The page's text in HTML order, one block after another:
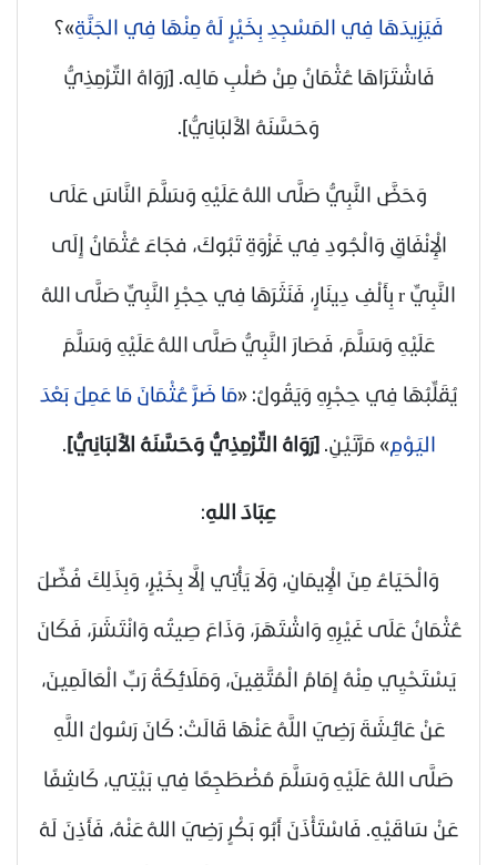
فَيَزِيدَهَا فِي المَسْجِدِ بِخَيْرٍ لَهُ مِنْهَا فِي الجَنَّةِ»؟
فَاشْتَرَاهَا عُثْمَانُ مِنْ صُلْبِ مَالِه. [رَوَاهُ التِّرْمِذِيُّ
وَحَسَّنَهُ الأَلبَانِيُّ].
وَحَضَّ النَّبِيُّ صَلَّى اللهُ عَلَيْهِ وَسَلَّمَ النَّاسَ عَلَى
الْإِنْفَاقِ وَالْجُودِ فِي غَزْوَةِ تَبُوكَ، فجَاءَ عُثْمَانُ إِلَى
النَّبِيِّ r بِأَلْفِ دِينَارٍ، فَنَثَرَهَا فِي حِجْرِ النَّبِيِّ صَلَّى اللهُ
عَلَيْهِ وَسَلَّمَ، فَصَارَ النَّبِيُّ صَلَّى اللهُ عَلَيْهِ وَسَلَّمَ
يُقَلِّبُهَا فِي حِجْرِهِ وَيَقُولُ: «مَا ضَرَّ عُثْمَانَ مَا عَمِلَ بَعْدَ
اليَوْمِ» مَرَّتَيْنِ.[رَوَاهُ التِّرْمِذِيُّ وَحَسَّنَهُ الأَلبَانِيُّ].
عِبَادَ اللهِ:
وَالْحَيَاءُ مِنَ الْإِيمَانِ، وَلَا يَأْتِي إلَّا بِخَيْرٍ، وَبِذَلِكَ فُضِّلَ
عُثْمَانُ عَلَى غَيْرِهِ وَاشْتَهَرَ، وَذَاعَ صِيتُه وَانْتَشَرَ، فَكَانَ
يَسْتَحْيِي مِنْهُ إِمَامُ الْمُتَّقِينَ، وَمَلَائِكَةُ رَبِّ الْعَالَمِينَ،
عَنْ عَائِشَةَ رَضِيَ اللَّهُ عَنْهَا قَالَتْ: كَانَ رَسُولُ اللَّهِ
صَلَّى اللهُ عَلَيْهِ وَسَلَّمَ مُضْطَجِعًا فِي بَيْتِي، كَاشِفًا
عَنْ سَاقَيْهِ. فَاسْتَأْذَنَ أَبُو بَكْرٍرَضِيَ اللهُ عَنْهُ، فَأَذِنَ لَهُ